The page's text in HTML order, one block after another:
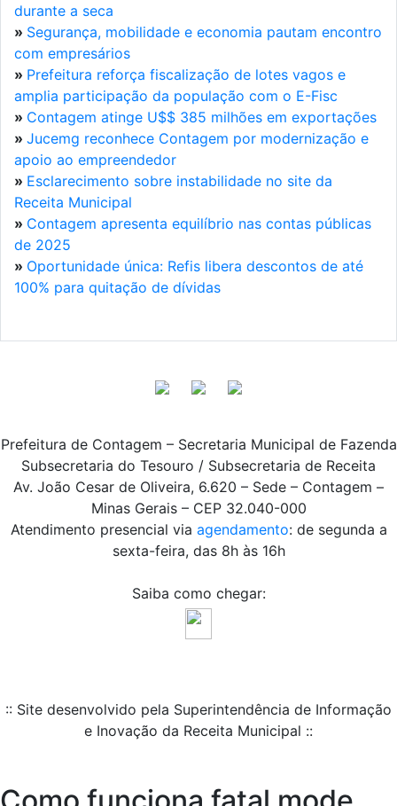
durante a seca
» Segurança, mobilidade e economia pautam encontro
com empresários
» Prefeitura reforça fiscalização de lotes vagos e
amplia participação da população com o E-Fisc
» Contagem atinge U$$ 385 milhões em exportações
» Jucemg reconhece Contagem por modernização e
apoio ao empreendedor
» Esclarecimento sobre instabilidade no site da
Receita Municipal
» Contagem apresenta equilíbrio nas contas públicas
de 2025
» Oportunidade única: Refis libera descontos de até
100% para quitação de dívidas
Prefeitura de Contagem – Secretaria Municipal de Fazenda
Subsecretaria do Tesouro / Subsecretaria de Receita
Av. João Cesar de Oliveira, 6.620 – Sede – Contagem –
Minas Gerais – CEP 32.040-000
Atendimento presencial via agendamento: de segunda a
sexta-feira, das 8h às 16h
Saiba como chegar:
:: Site desenvolvido pela Superintendência de Informação
e Inovação da Receita Municipal ::